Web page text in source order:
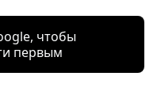
чтобы
первым